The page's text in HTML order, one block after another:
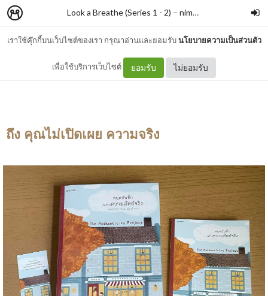
เราใช้คุ๊กกี้บนเว็บไซต์ของเรา กรุณาอ่านและยอมรับนโยบายความเป็นส่วนตัว
เพื่อใช้บริการเว็บไซต์ ยอมรับ ไม่ยอมรับ
Look a Breathe (Series 1 - 2) – nimon
สมุดบันทึกแห่งความสัตย์จริง
ถึง คุณไม่เปิดเผย ความจริง